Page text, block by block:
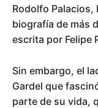
Rodolfo Palacios,
biografía de más
escrita por Felipe
Sin embargo, el
Gardel que
parte de su vida,